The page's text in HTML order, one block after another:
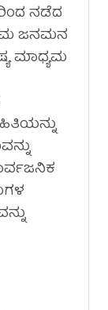
ನಡೆದ
ಜನಮನ
ಮಾಧ್ಯಮ